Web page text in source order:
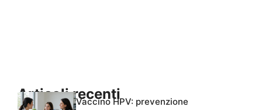
Articoli recentiVaccino HPV: prevenzione